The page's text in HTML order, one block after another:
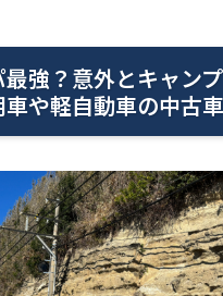
最強？意外とキャン
車や軽自動車の中古車